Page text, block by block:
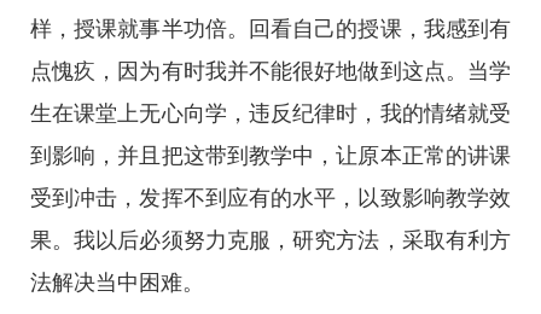
样，授课就事半功倍。回看自己的授课，我感到有
点愧疚，因为有时我并不能很好地做到这点。当学
生在课堂上无心向学，违反纪律时，我的情绪就受
到影响，并且把这带到教学中，让原本正常的讲课
受到冲击，发挥不到应有的水平，以致影响教学效
果。我以后必须努力克服，研究方法，采取有利方
法解决当中困难。